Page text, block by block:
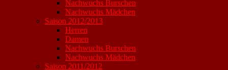
Nachwuchs Burschen
Nachwuchs Mädchen
Saison 2012/2013
Herren
Damen
Nachwuchs Burschen
Nachwuchs Mädchen
Saison 2011/2012